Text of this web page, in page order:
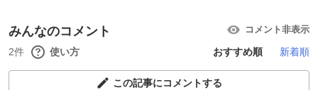
みんなのコメント コメント非表示
2件 使い方 おすすめ順 新着順
この記事にコメントする